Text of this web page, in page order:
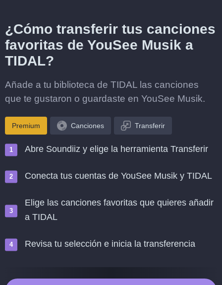
¿Cómo transferir tus canciones
favoritas de YouSee Musik a
TIDAL?
Añade a tu biblioteca de TIDAL las canciones
que te gustaron o guardaste en YouSee Musik.
Premium Canciones Transferir
Abre Soundiiz y elige la herramienta Transferir
Conecta tus cuentas de YouSee Musik y TIDAL
Elige las canciones favoritas que quieres añadir
a TIDAL
Revisa tu selección e inicia la transferencia